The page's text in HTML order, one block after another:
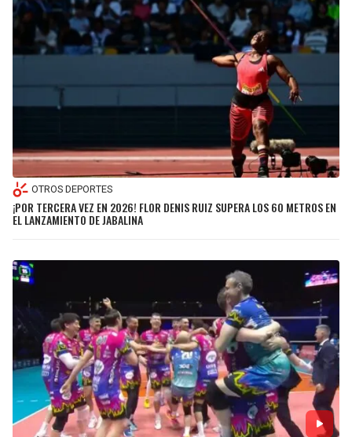
OTROS DEPORTES
¡POR TERCERA VEZ EN 2026! FLOR DENIS RUIZ SUPERA LOS 60 METROS EN
EL LANZAMIENTO DE JABALINA